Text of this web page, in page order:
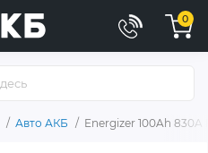
0
Авто АКБ Energizer 100Ah